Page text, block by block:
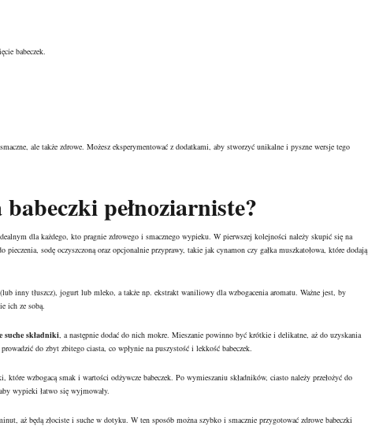
babeczek.
ale także zdrowe. Możesz eksperymentować z dodatkami, aby stworzyć unikalne i pyszne wersje tego
pełnoziarniste?
dla każdego, kto pragnie zdrowego i smacznego wypieku. W pierwszej kolejności należy skupić się na
sodę oczyszczoną oraz opcjonalnie przyprawy, takie jak cynamon czy gałka muszkatołowa, które dodają
inny tłuszcz), jogurt lub mleko, a także np. ekstrakt waniliowy dla wzbogacenia aromatu. Ważne jest, by
ich ze sobą.
suche składniki, a następnie dodać do nich mokre. Mieszanie powinno być krótkie i delikatne, aż do uzyskania
do zbyt zbitego ciasta, co wpłynie na puszystość i lekkość babeczek.
wzbogacą smak i wartości odżywcze babeczek. Po wymieszaniu składników, ciasto należy przełożyć do
wypieki łatwo się wyjmowały.
aż będą złociste i suche w dotyku. W ten sposób można szybko i smacznie przygotować zdrowe babeczki